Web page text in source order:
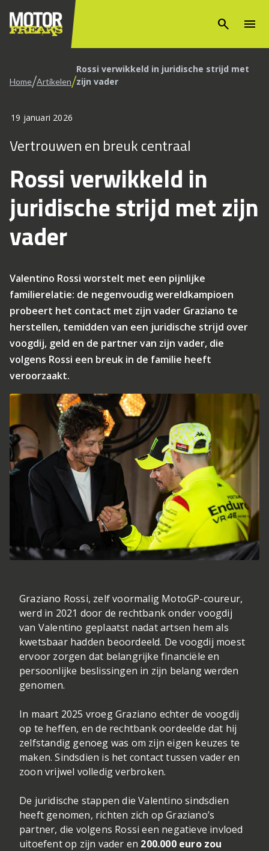
search menu
Home/Artikelen/Rossi verwikkeld in juridische strijd met
zijn vader
19 januari 2026
Vertrouwen en breuk centraal
Rossi verwikkeld in
juridische strijd met zijn
vader
Valentino Rossi worstelt met een pijnlijke
familierelatie: de negenvoudig wereldkampioen
probeert het contact met zijn vader Graziano te
herstellen, temidden van een juridische strijd over
voogdij, geld en de partner van zijn vader, die
volgens Rossi een breuk in de familie heeft
veroorzaakt.
Graziano Rossi, zelf voormalig MotoGP-coureur,
werd in 2021 door de rechtbank onder voogdij
van Valentino geplaatst nadat artsen hem als
kwetsbaar hadden beoordeeld. De voogdij moest
ervoor zorgen dat belangrijke financiële en
persoonlijke beslissingen in zijn belang werden
genomen.
In maart 2025 vroeg Graziano echter de voogdij
op te heffen, en de rechtbank oordeelde dat hij
zelfstandig genoeg was om zijn eigen keuzes te
maken. Sindsdien is het contact tussen vader en
zoon vrijwel volledig verbroken.
De juridische stappen die Valentino sindsdien
heeft genomen, richten zich op Graziano’s
partner, die volgens Rossi een negatieve invloed
uitoefent op zijn vader en 200.000 euro zou